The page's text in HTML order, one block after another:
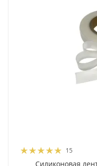
15
Силиконовая